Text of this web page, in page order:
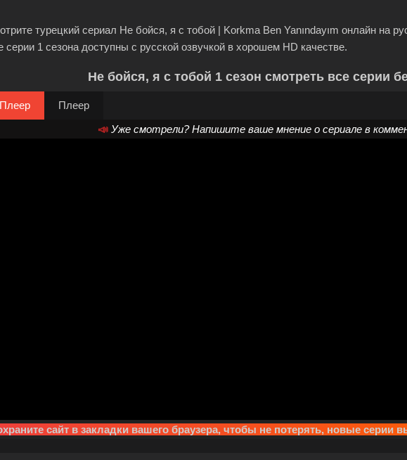
турецкий сериал Не бойся, я с тобой | Korkma Ben Yanındayım онлайн на
серии 1 сезона доступны с русской озвучкой в хорошем HD качестве.
Не бойся, я с тобой 1 сезон смотреть все серии
Плеер Плеер
📣 Уже смотрели? Напишите ваше мнение о сериале в
сайт в закладки вашего браузера, чтобы не потерять, новые серии